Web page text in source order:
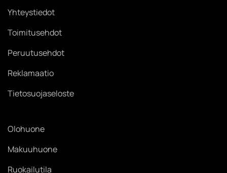
Yhteystiedot
Toimitusehdot
Peruutusehdot
Reklamaatio
Tietosuojaseloste
Olohuone
Makuuhuone
Ruokailutila